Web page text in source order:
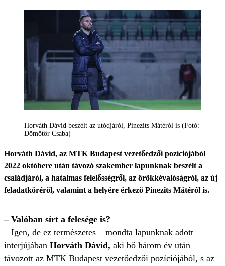
Horváth Dávid beszélt az utódjáról, Pinezits Mátéról is (Fotó:
Dömötör Csaba)
Horváth Dávid, az MTK Budapest vezetőedzői pozíciójából
2022 októbere után távozó szakember lapunknak beszélt a
családjáról, a hatalmas felelősségről, az örökkévalóságról, az új
feladatköréről, valamint a helyére érkező Pinezits Mátéról is.
– Valóban sírt a felesége is?
– Igen, de ez természetes – mondta lapunknak adott
interjújában Horváth Dávid, aki bő három év után
távozott az MTK Budapest vezetőedzői pozíciójából, s az